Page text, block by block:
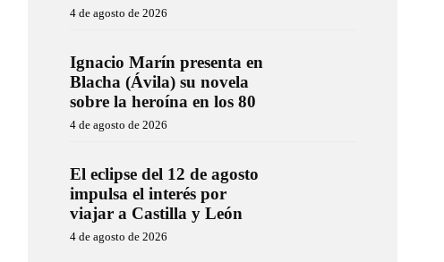
4 de agosto de 2026
Ignacio Marín presenta en
Blacha (Ávila) su novela
sobre la heroína en los 80
4 de agosto de 2026
El eclipse del 12 de agosto
impulsa el interés por
viajar a Castilla y León
4 de agosto de 2026